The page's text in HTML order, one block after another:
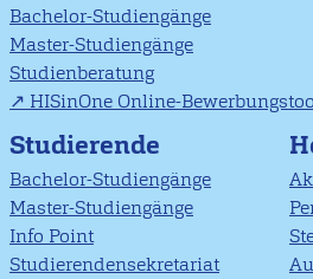
Bachelor-Studiengänge
Master-Studiengänge
Studienberatung
HISinOne Online-
Studierende
Bachelor-Studiengänge
Master-Studiengänge
Info Point
Studierendensekretariat